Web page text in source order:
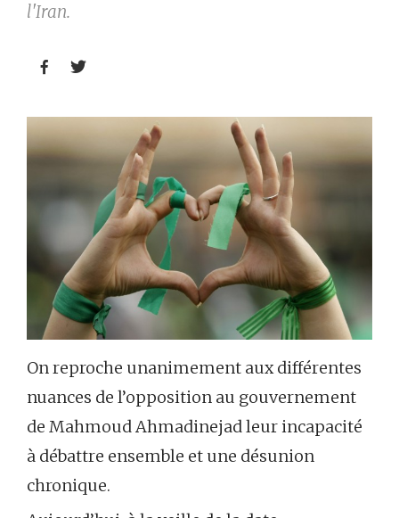
l'Iran.
 
On reproche unanimement aux différentes
nuances de l’opposition au gouvernement
de Mahmoud Ahmadinejad leur incapacité
à débattre ensemble et une désunion
chronique.